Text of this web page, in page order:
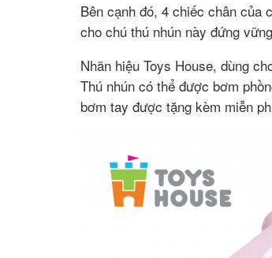
Bên cạnh đó, 4 chiếc chân của
cho chú thú nhún này đứng
Nhãn hiệu Toys House, dùng
Thú nhún có thể được bơm
bơm tay được tặng kèm miễn